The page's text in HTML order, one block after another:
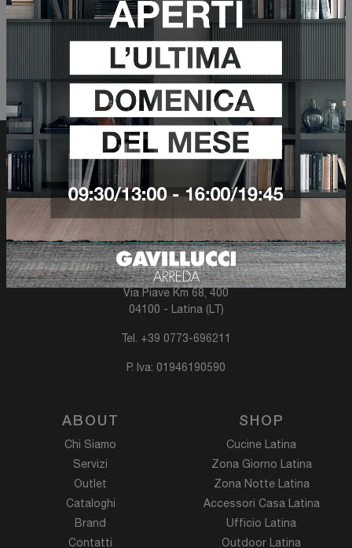
Filtra risultati
® 2026C.M.G. Centro Mobili Gavillucci S.r.l.
Via Piave Km 68, 400
04100 - Latina (LT)
Tel. +39 0773-696211
P. Iva: 01946190590
ABOUT
Chi Siamo
Servizi
Outlet
Cataloghi
Brand
Contatti
SHOP
Cucine Latina
Zona Giorno Latina
Zona Notte Latina
Accessori Casa Latina
Ufficio Latina
Outdoor Latina